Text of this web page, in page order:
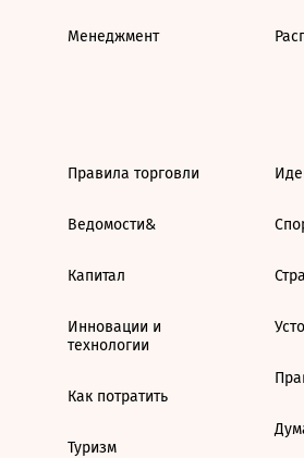
Менеджмент
Правила торговли
Ведомости&
Капитал
Инновации и
технологии
Как потратить
Туризм